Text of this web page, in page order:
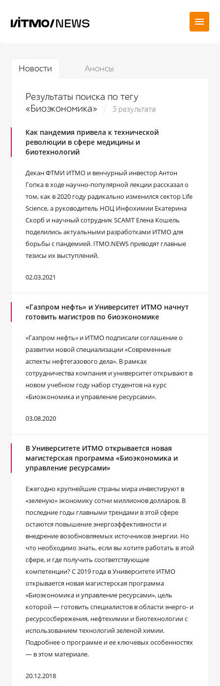
Новости Анонсы
Результаты поиска по тегу
«Биоэкономика»
3 результата
Как пандемия привела к технической
революции в сфере медицины и
биотехнологий
Декан ФТМИ ИТМО и венчурный инвестор Антон
Гопка в ходе научно-популярной лекции рассказал о
том, как в 2020 году радикально изменился сектор Life
Science, а руководитель НОЦ Инфохимии Екатерина
Скорб и научный сотрудник SCAMT Елена Кошель
поделились актуальными разработками ИТМО для
борьбы с пандемией. ITMO.NEWS приводят главные
тезисы их выступлений.
02.03.2021
«Газпром нефть» и Университет ИТМО начнут
готовить магистров по биоэкономике
«Газпром нефть» и ИТМО подписали соглашение о
развитии новой специализации «Современные
аспекты нефтегазового дела». В рамках
сотрудничества компания и университет открывают в
новом учебном году набор студентов на курс
«Биоэкономика и управление ресурсами».
03.08.2020
В Университете ИТМО открывается новая
магистерская программа «Биоэкономика и
управление ресурсами»
Ежегодно крупнейшие страны мира инвестируют в
«зеленую» экономику сотни миллионов долларов. В
последние годы главными трендами в этой сфере
остаются повышение энергоэффективности и
внедрение возобновляемых источников энергии. Но
что необходимо знать, если вы хотите работать в этой
сфере, и где получить соответствующие
компетенции? С 2019 года в Университете ИТМО
открывается новая магистерская программа
«Биоэкономика и управление ресурсами», цель
которой — готовить специалистов в области энерго- и
ресурсосбережения, нефтехимии и биотехнологии с
использованием технологий зеленой химии.
Подробнее о программе и ее ключевых особенностях
— в этом материале.
20.12.2018